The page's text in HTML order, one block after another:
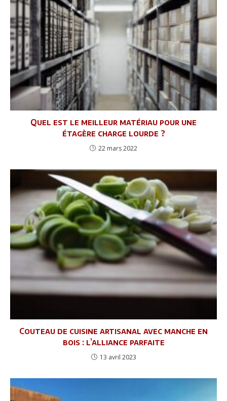
Quel est le meilleur matériau pour une
étagère charge lourde ?
22 mars 2022
Couteau de cuisine artisanal avec manche en
bois : l’alliance parfaite
13 avril 2023